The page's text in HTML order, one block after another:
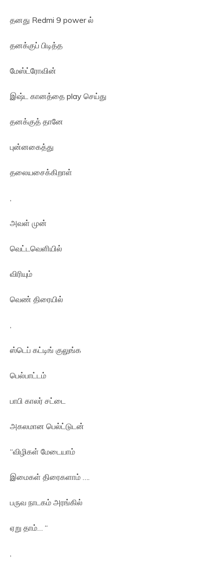
தனது Redmi 9 power ல்
தனக்குப் பிடித்த
மேஸ்ட்ரோவின்
இஷ்ட கானத்தை play செய்து
தனக்குத் தானே
புன்னகைத்து
தலையசைக்கிறாள்
அவள் முன்
வெட்டவெளியில்
விரியும்
வெண் திரையில்
ஸ்டெப் கட்டிங் குலுங்க
பெல்பாட்டம்
பாபி காலர் சட்டை
அகலமான பெல்ட்டுடன்
“விழிகள் மேடையாம்
இமைகள் திரைகளாம் ….
பருவ நாடகம் அரங்கில்
ஏறு தாம்… “